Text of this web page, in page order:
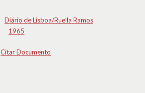
Diário de Lisboa/Ruella Ramos
1965
Citar Documento